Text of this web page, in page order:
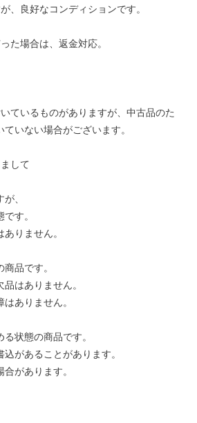
、良好なコンディションです。
た場合は、返金対応。
ているものがありますが、中古品のた
いない場合がございます。
して
、
す。
りません。
品です。
はありません。
ありません。
状態の商品です。
があることがあります。
があります。